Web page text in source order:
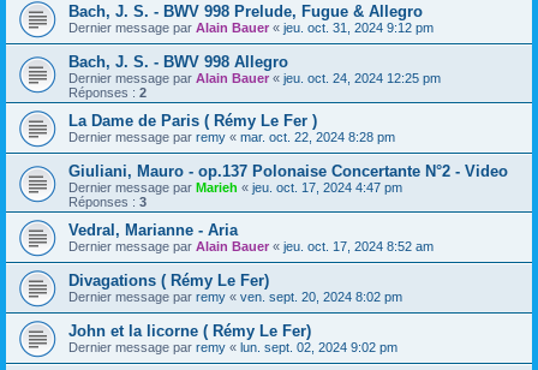
Bach, J. S. - BWV 998 Prelude, Fugue & Allegro
Dernier message par Alain Bauer « jeu. oct. 31, 2024 9:12 pm
Bach, J. S. - BWV 998 Allegro
Dernier message par Alain Bauer « jeu. oct. 24, 2024 12:25 pm
Réponses : 2
La Dame de Paris ( Rémy Le Fer )
Dernier message par remy « mar. oct. 22, 2024 8:28 pm
Giuliani, Mauro - op.137 Polonaise Concertante N°2 - Video
Dernier message par Marieh « jeu. oct. 17, 2024 4:47 pm
Réponses : 3
Vedral, Marianne - Aria
Dernier message par Alain Bauer « jeu. oct. 17, 2024 8:52 am
Divagations ( Rémy Le Fer)
Dernier message par remy « ven. sept. 20, 2024 8:02 pm
John et la licorne ( Rémy Le Fer)
Dernier message par remy « lun. sept. 02, 2024 9:02 pm